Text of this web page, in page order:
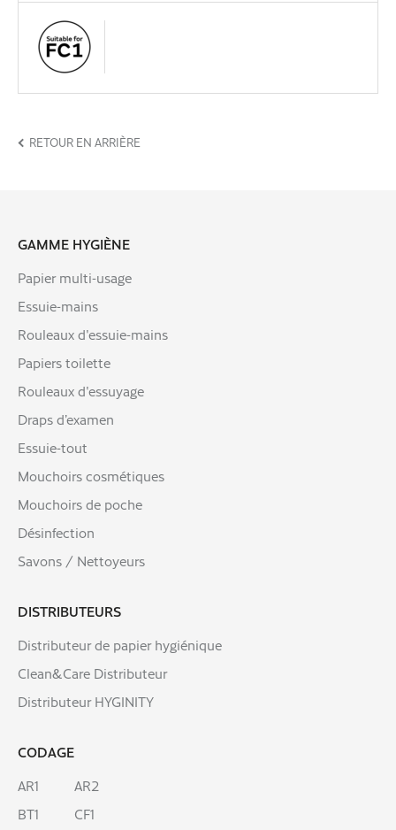
RETOUR EN ARRIÈRE
GAMME HYGIÈNE
Papier multi-usage
Essuie-mains
Rouleaux d'essuie-mains
Papiers toilette
Rouleaux d'essuyage
Draps d’examen
Essuie-tout
Mouchoirs cosmétiques
Mouchoirs de poche
Désinfection
Savons / Nettoyeurs
DISTRIBUTEURS
Distributeur de papier hygiénique
Clean&Care Distributeur
Distributeur HYGINITY
CODAGE
AR1
AR2
BT1
CF1